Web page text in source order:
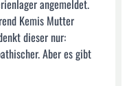
angemeldet.
Kemis Mutter
dieser nur:
Aber es gibt